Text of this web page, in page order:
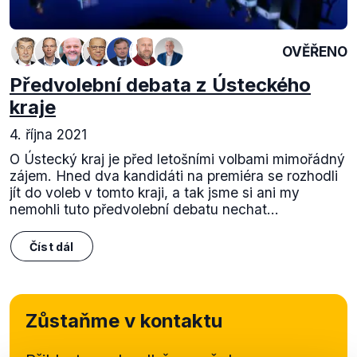
OVĚŘENO
Předvolební debata z Ústeckého
kraje
4. října 2021
O Ústecký kraj je před letošními volbami mimořádný
zájem. Hned dva kandidáti na premiéra se rozhodli
jít do voleb v tomto kraji, a tak jsme si ani my
nemohli tuto předvolební debatu nechat...
Číst dál
Zůstaňme v kontaktu